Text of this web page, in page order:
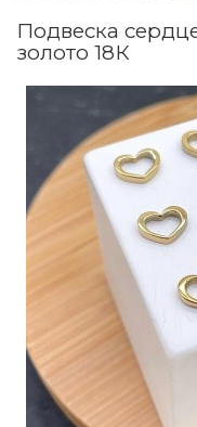
Подвеска
золото 18К